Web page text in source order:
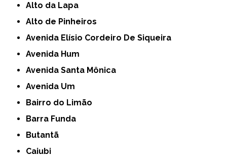
Alto da Lapa
Alto de Pinheiros
Avenida Elísio Cordeiro De Siqueira
Avenida Hum
Avenida Santa Mônica
Avenida Um
Bairro do Limão
Barra Funda
Butantã
Caiubi